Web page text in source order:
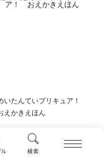
検索
いたんていプリキュア！
えかきえほん
NEW